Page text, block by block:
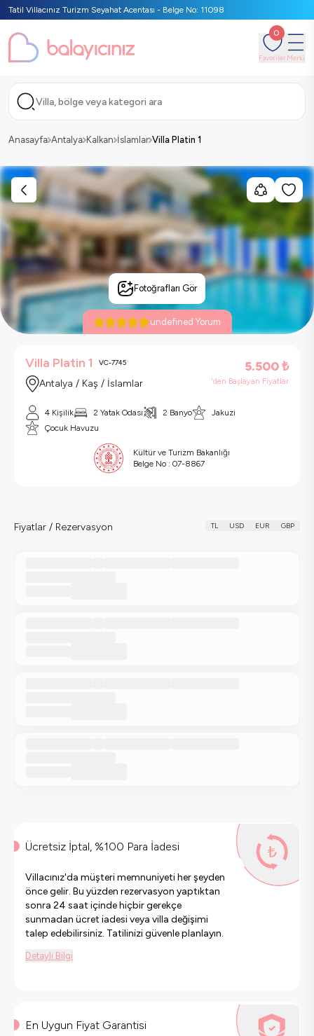
Tatil Villacınız Turizm Seyahat Acentası - Belge No: 11098
0
FavorilerMenü
Villa, bölge veya kategori ara
Anasayfa Antalya Kalkan İslamlar Villa Platin 1
Fotoğrafları Gör
undefined Yorum
Villa Platin 1 VC-7745
Antalya / Kaş / İslamlar
5.500₺
'den Başlayan Fiyatlar
4 Kişilik 2 Yatak Odası 2 Banyo
Jakuzi
Çocuk Havuzu
Kültür ve Turizm Bakanlığı
Belge No : 07-8867
Fiyatlar / Rezervasyon TL USD EUR GBP
Ücretsiz İptal, %100 Para İadesi
Villacınız'da müşteri memnuniyeti her şeyden
önce gelir. Bu yüzden rezervasyon yaptıktan
sonra 24 saat içinde hiçbir gerekçe
sunmadan ücret iadesi veya villa değişimi
talep edebilirsiniz. Tatilinizi güvenle planlayın.
Detaylı Bilgi
En Uygun Fiyat Garantisi